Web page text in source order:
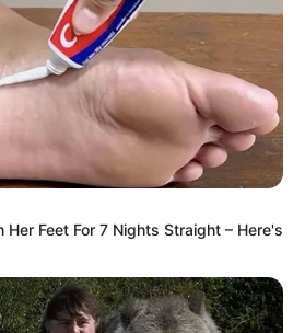
Her Feet For 7 Nights Straight – Here's